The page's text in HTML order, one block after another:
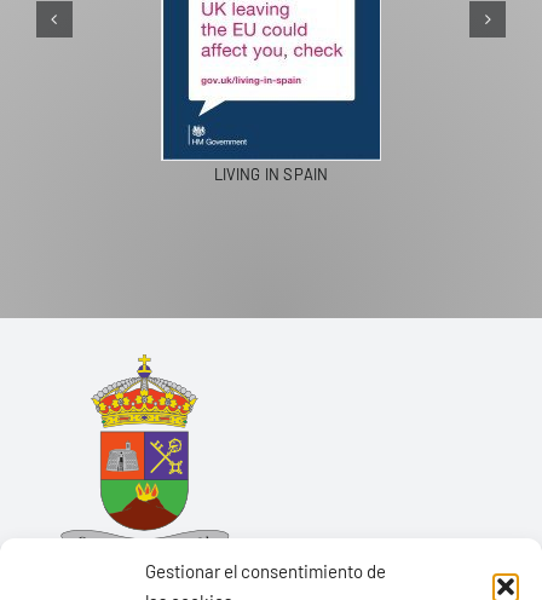
Gestionar el consentimiento de
LIVING IN SPAIN